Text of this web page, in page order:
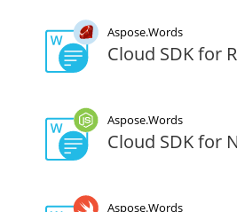
Aspose.Words
Cloud SDK for
Aspose.Words
Cloud SDK for
Aspose.Words